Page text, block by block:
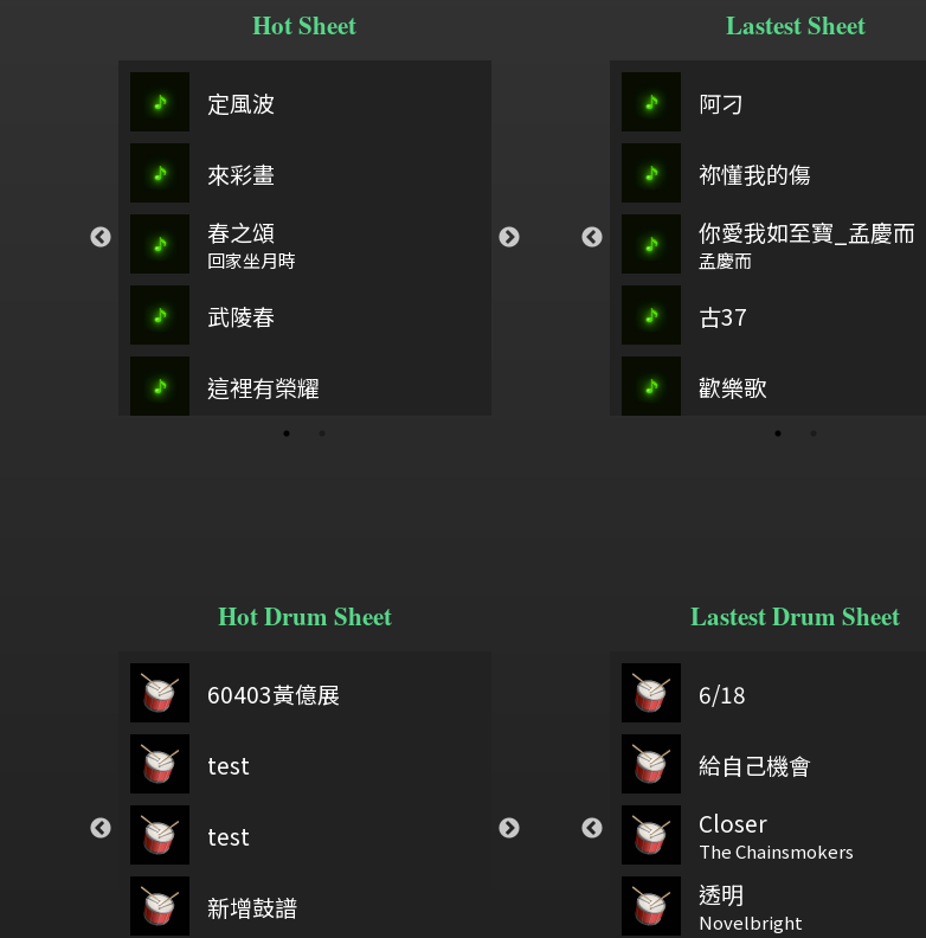
Hot Sheet
定風波
來彩畫
春之頌
回家坐月時
武陵春
這裡有榮耀
以色列啊，你要聽
江畔獨步尋花
海上長城
Lastest Sheet
阿刁
祢懂我的傷
你愛我如至寶_孟慶而
孟慶而
古37
歡樂歌
Eighth note
Hot Drum Sheet
60403黃億展
test
test
新增鼓譜
60406
基礎節拍
Lastest Drum Sheet
wish you were here 6/18
給自己機會
Closer
The Chainsmokers
透明
Novelbright